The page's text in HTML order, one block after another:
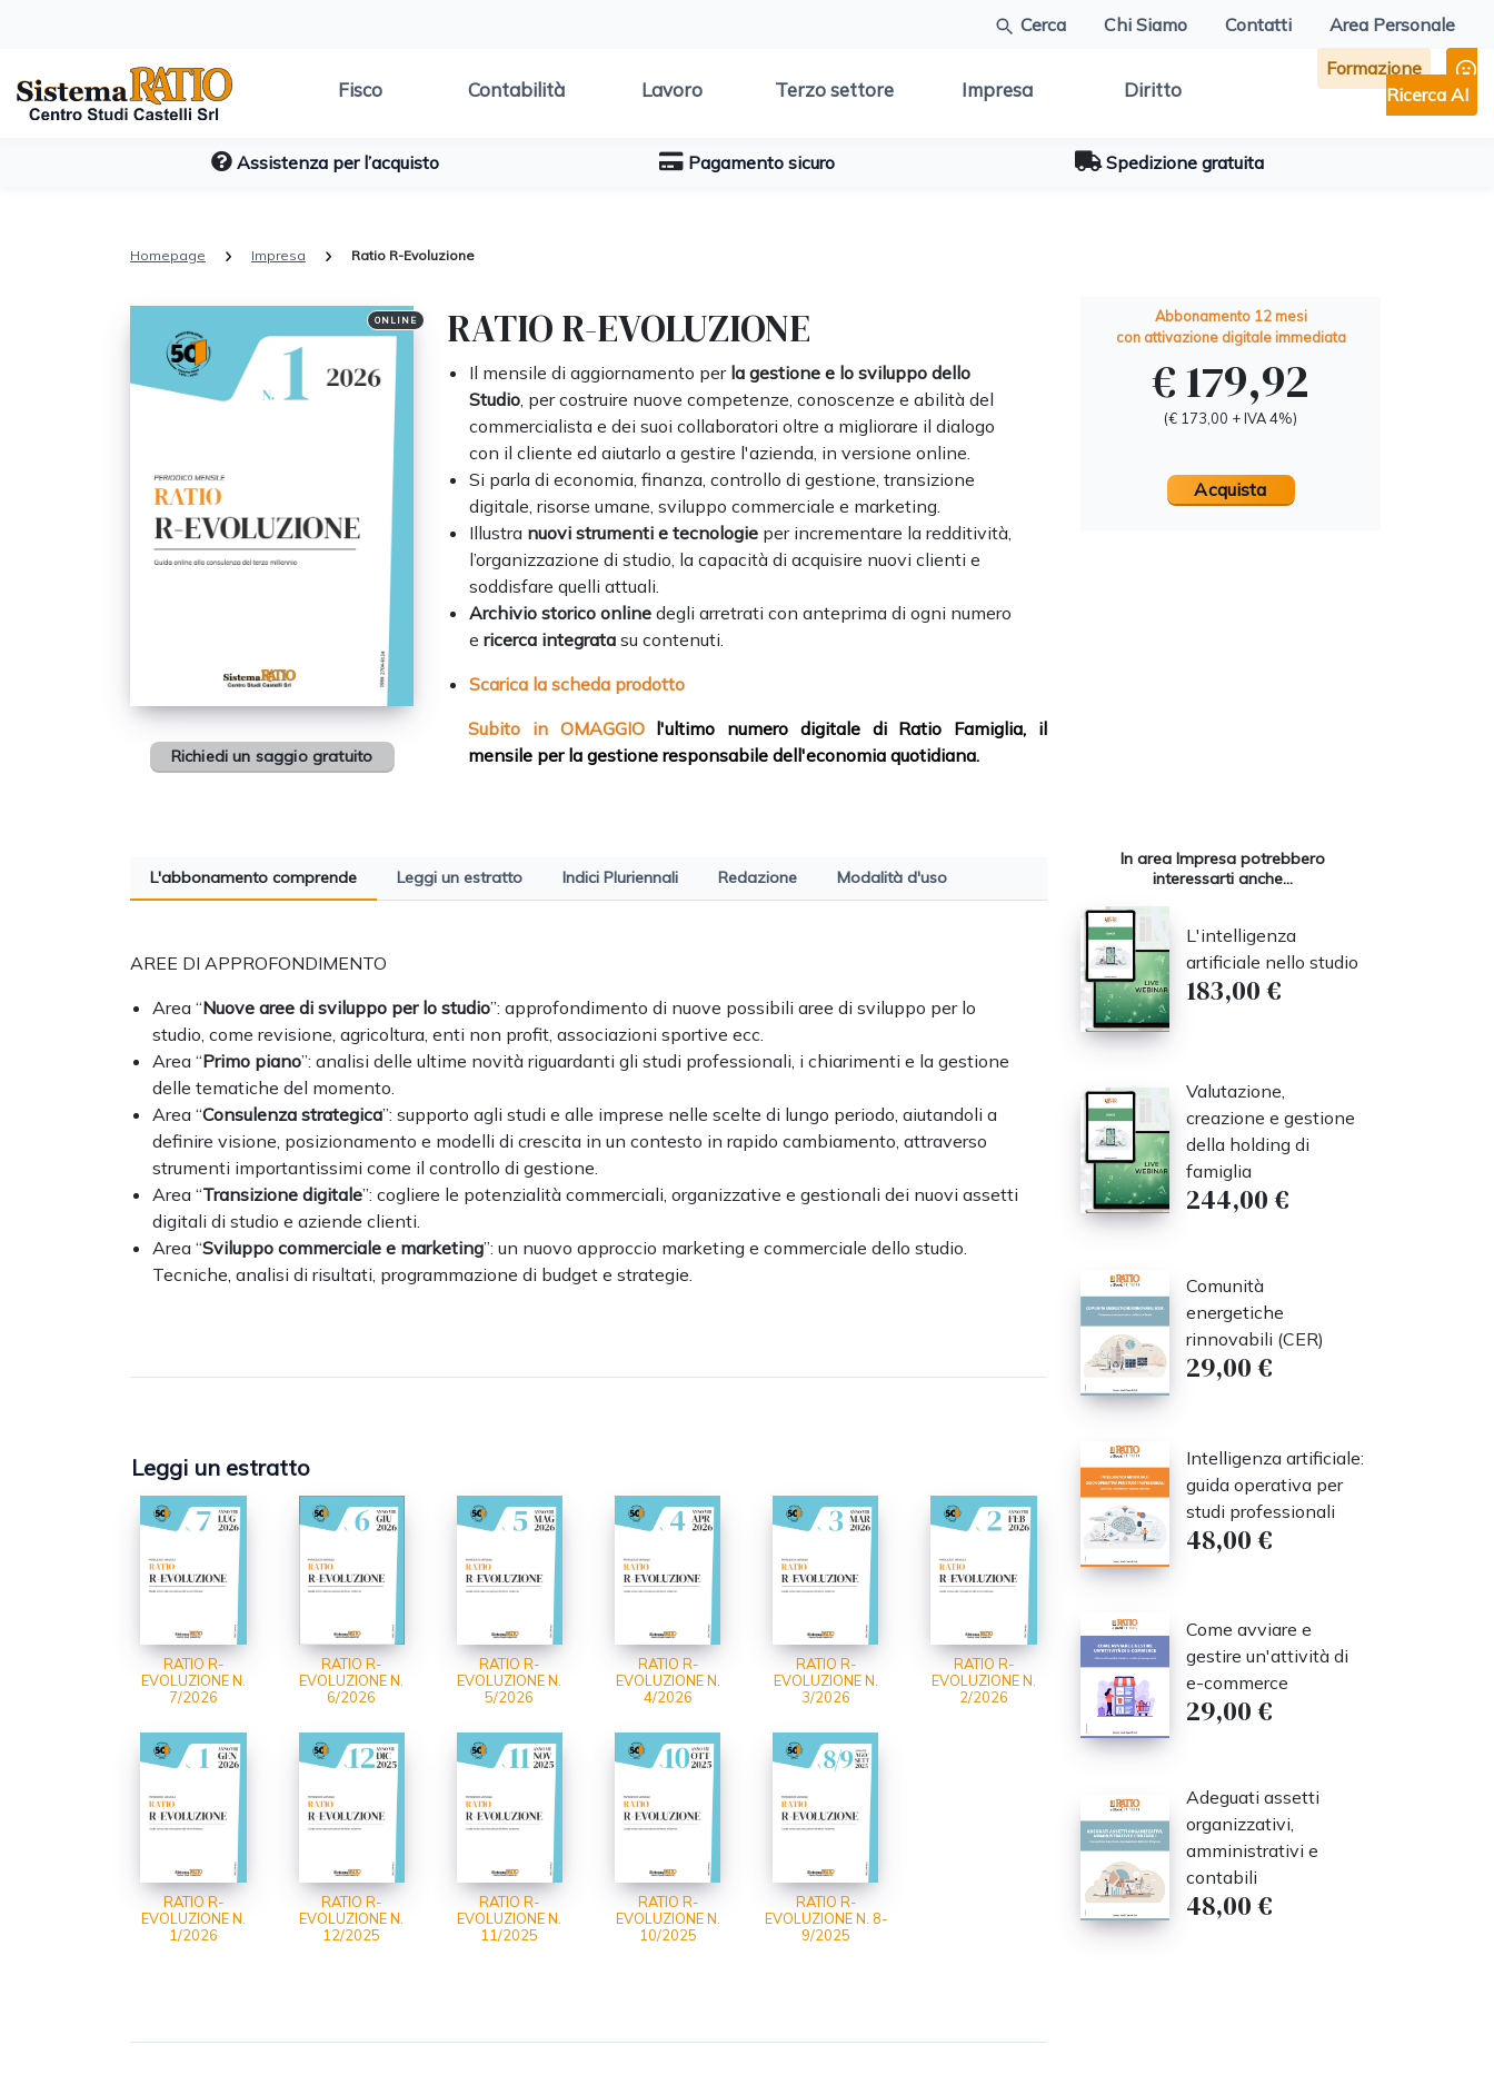
Cerca Chi Siamo Contatti Area Personale
Fisco Contabilità Lavoro Terzo settore Impresa Diritto
Formazione
Ricerca AI
Assistenza per l’acquisto Pagamento sicuro Spedizione gratuita
Homepage Impresa Ratio R-Evoluzione
ONLINE
Richiedi un saggio gratuito
RATIO R-EVOLUZIONE
Il mensile di aggiornamento per la gestione e lo sviluppo dello
Studio , per costruire nuove competenze, conoscenze e abilità del
commercialista e dei suoi collaboratori oltre a migliorare il dialogo
con il cliente ed aiutarlo a gestire l'azienda, in versione online.
Si parla di economia, finanza, controllo di gestione, transizione
digitale, risorse umane, sviluppo commerciale e marketing.
Illustra nuovi strumenti e tecnologie per incrementare la redditività,
l’organizzazione di studio, la capacità di acquisire nuovi clienti e
soddisfare quelli attuali.
Archivio storico online degli arretrati con anteprima di ogni numero
e ricerca integrata su contenuti.
Scarica la scheda prodotto
Subito in OMAGGIO l'ultimo numero digitale di Ratio Famiglia, il
mensile per la gestione responsabile dell'economia quotidiana.
Abbonamento 12 mesi
con attivazione digitale immediata
€ 179,92
(€ 173,00 + IVA 4%)
Acquista
L'abbonamento comprende Leggi un estratto Indici Pluriennali Redazione Modalità d'uso
AREE DI APPROFONDIMENTO
Area “Nuove aree di sviluppo per lo studio”: approfondimento di nuove possibili aree di sviluppo per lo
studio, come revisione, agricoltura, enti non profit, associazioni sportive ecc.
Area “Primo piano”: analisi delle ultime novità riguardanti gli studi professionali, i chiarimenti e la gestione
delle tematiche del momento.
Area “Consulenza strategica”: supporto agli studi e alle imprese nelle scelte di lungo periodo, aiutandoli a
definire visione, posizionamento e modelli di crescita in un contesto in rapido cambiamento, attraverso
strumenti importantissimi come il controllo di gestione.
Area “Transizione digitale”: cogliere le potenzialità commerciali, organizzative e gestionali dei nuovi assetti
digitali di studio e aziende clienti.
Area “Sviluppo commerciale e marketing”: un nuovo approccio marketing e commerciale dello studio.
Tecniche, analisi di risultati, programmazione di budget e strategie.
Leggi un estratto
RATIO R-
EVOLUZIONE N.
7/2026
RATIO R-
EVOLUZIONE N.
6/2026
RATIO R-
EVOLUZIONE N.
5/2026
RATIO R-
EVOLUZIONE N.
4/2026
RATIO R-
EVOLUZIONE N.
3/2026
RATIO R-
EVOLUZIONE N.
2/2026
RATIO R-
EVOLUZIONE N.
1/2026
RATIO R-
EVOLUZIONE N.
12/2025
RATIO R-
EVOLUZIONE N.
11/2025
RATIO R-
EVOLUZIONE N.
10/2025
RATIO R-
EVOLUZIONE N. 8-
9/2025
In area Impresa potrebbero
interessarti anche...
L'intelligenza
artificiale nello studio
183,00 €
Valutazione,
creazione e gestione
della holding di
famiglia
244,00 €
Comunità
energetiche
rinnovabili (CER)
29,00 €
Intelligenza artificiale:
guida operativa per
studi professionali
48,00 €
Come avviare e
gestire un'attività di
e-commerce
29,00 €
Adeguati assetti
organizzativi,
amministrativi e
contabili
48,00 €